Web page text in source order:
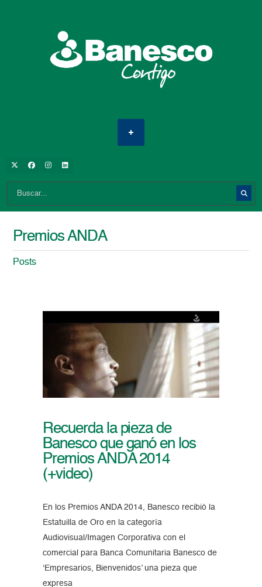
Premios ANDA
Posts
Recuerda la pieza de
Banesco que ganó en los
Premios ANDA 2014
(+video)
En los Premios ANDA 2014, Banesco recibió la
Estatuilla de Oro en la categoría
Audiovisual/Imagen Corporativa con el
comercial para Banca Comunitaria Banesco de
‘Empresarios, Bienvenidos’ una pieza que
expresa